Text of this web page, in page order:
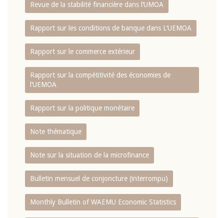
Revue de la stabilité financière dans l‘UMOA
Rapport sur les conditions de banque dans L‘UEMOA
Rapport sur le commerce extérieur
Rapport sur la compétitivité des économies de
l‘UEMOA
Rapport sur la politique monétaire
Note thématique
Note sur la situation de la microfinance
Bulletin mensuel de conjoncture (interrompu)
Monthly Bulletin of WAEMU Economic Statistics